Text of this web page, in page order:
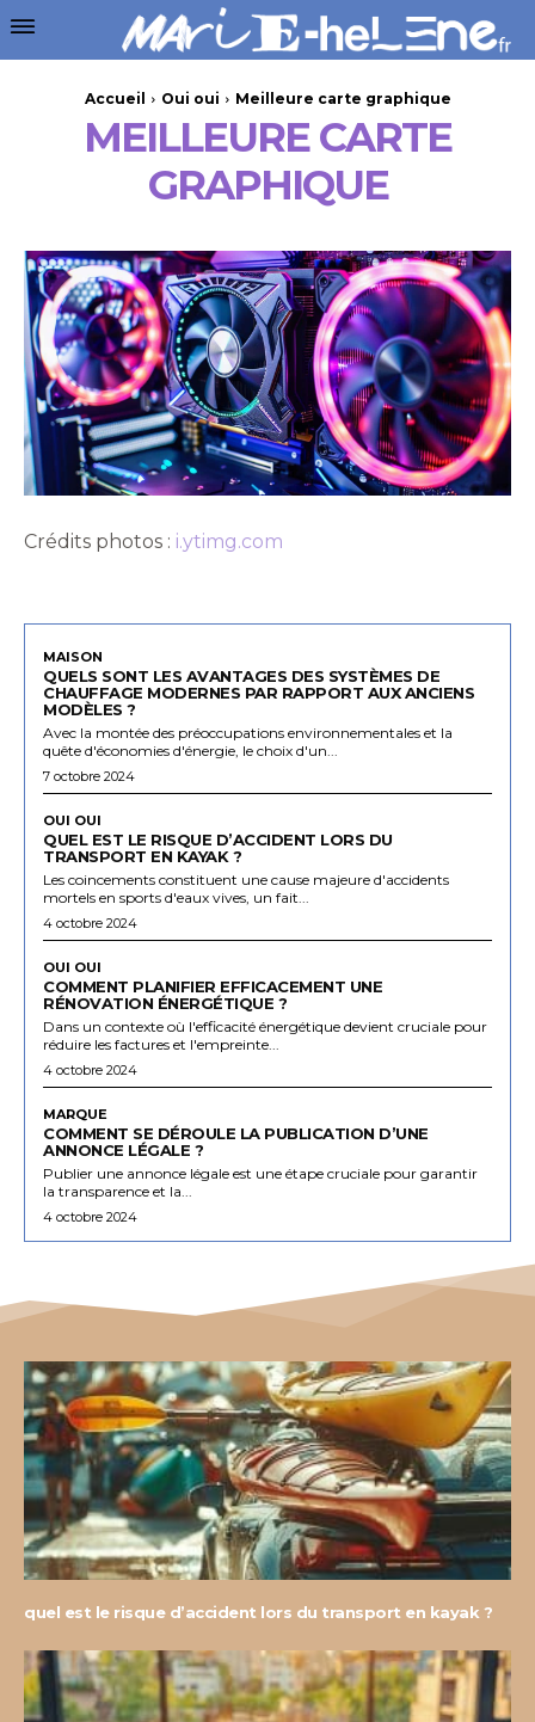
Accueil Oui oui Meilleure carte graphique
MEILLEURE CARTE
GRAPHIQUE
Crédits photos : i.ytimg.com
MAISON
QUELS SONT LES AVANTAGES DES SYSTÈMES DE
CHAUFFAGE MODERNES PAR RAPPORT AUX ANCIENS
MODÈLES ?
Avec la montée des préoccupations environnementales et la
quête d'économies d'énergie, le choix d'un...
7 octobre 2024
OUI OUI
QUEL EST LE RISQUE D’ACCIDENT LORS DU
TRANSPORT EN KAYAK ?
Les coincements constituent une cause majeure d'accidents
mortels en sports d'eaux vives, un fait...
4 octobre 2024
OUI OUI
COMMENT PLANIFIER EFFICACEMENT UNE
RÉNOVATION ÉNERGÉTIQUE ?
Dans un contexte où l'efficacité énergétique devient cruciale pour
réduire les factures et l'empreinte...
4 octobre 2024
MARQUE
COMMENT SE DÉROULE LA PUBLICATION D’UNE
ANNONCE LÉGALE ?
Publier une annonce légale est une étape cruciale pour garantir
la transparence et la...
4 octobre 2024
quel est le risque d’accident lors du transport en kayak ?